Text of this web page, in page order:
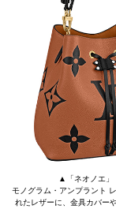
▲「ネオノエ」
モノグラム・アンプラント
れたレザーに、金具カバー